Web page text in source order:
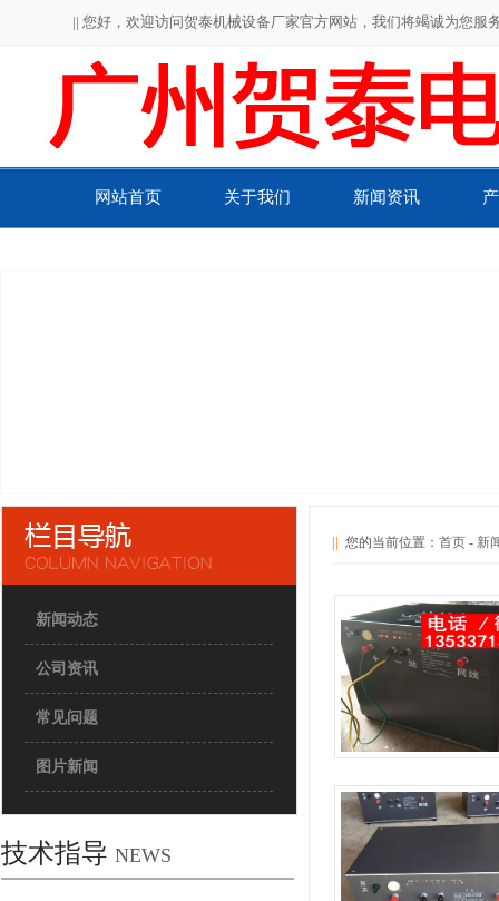
|| 您好，欢迎访问贺泰机械设备厂家官方网站，我们将竭诚为您
网站首页 关于我们 新闻资讯
新闻动态
公司资讯
常见问题
图片新闻
技术指导 NEWS
您的当前位置： 首页 - 新